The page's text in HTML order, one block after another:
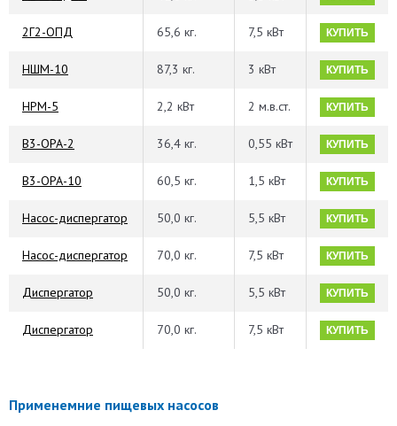
2Г2-ОПД 65,6 кг. 7,5 кВт КУПИТЬ
НШМ-10 87,3 кг. 3 кВт КУПИТЬ
НРМ-5 2,2 кВт 2 м.в.ст. КУПИТЬ
В3-ОРА-2 36,4 кг. 0,55 кВт КУПИТЬ
В3-ОРА-10 60,5 кг. 1,5 кВт КУПИТЬ
Насос-диспергатор 50,0 кг. 5,5 кВт КУПИТЬ
Насос-диспергатор 70,0 кг. 7,5 кВт КУПИТЬ
Диспергатор 50,0 кг. 5,5 кВт КУПИТЬ
Диспергатор 70,0 кг. 7,5 кВт КУПИТЬ
Применемние пищевых насосов